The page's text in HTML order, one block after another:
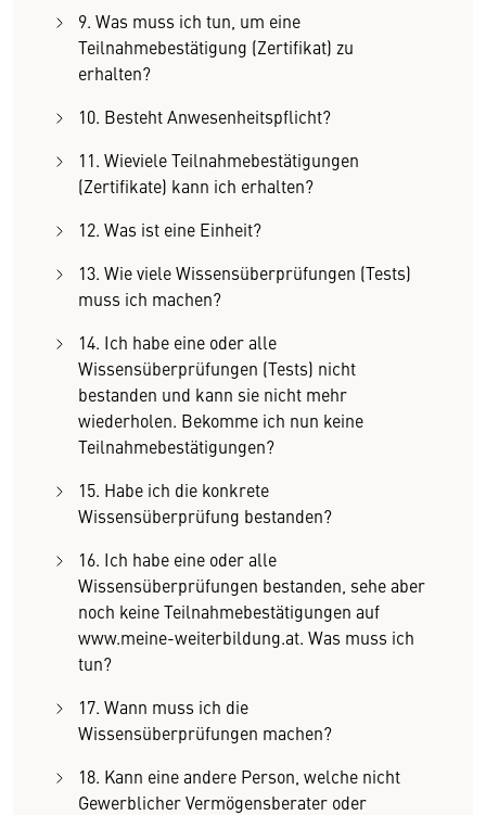
9. Was muss ich tun, um eine
Teilnahmebestätigung (Zertifikat) zu
erhalten?
10. Besteht Anwesenheitspflicht?
11. Wieviele Teilnahmebestätigungen
(Zertifikate) kann ich erhalten?
12. Was ist eine Einheit?
13. Wie viele Wissensüberprüfungen (Tests)
muss ich machen?
14. Ich habe eine oder alle
Wissensüberprüfungen (Tests) nicht
bestanden und kann sie nicht mehr
wiederholen. Bekomme ich nun keine
Teilnahmebestätigungen?
15. Habe ich die konkrete
Wissensüberprüfung bestanden?
16. Ich habe eine oder alle
Wissensüberprüfungen bestanden, sehe aber
noch keine Teilnahmebestätigungen auf
www.meine-weiterbildung.at. Was muss ich
tun?
17. Wann muss ich die
Wissensüberprüfungen machen?
18. Kann eine andere Person, welche nicht
Gewerblicher Vermögensberater oder